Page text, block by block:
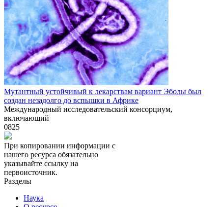
Мутантный устойчивый к лекарствам вариант Эболы был
создан незадолго до вспышки в Африке
Международный исследовательский консорциум,
включающий
0825
При копировании информации с
нашего ресурса обязательно
указывайте ссылку на
первоисточник.
Разделы
Наука